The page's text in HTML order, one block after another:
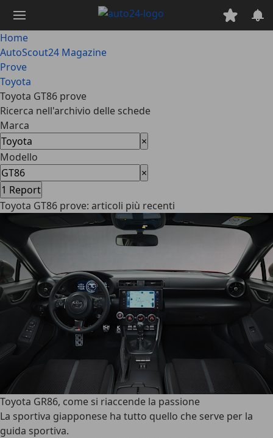
contenuto
principale
Home
AutoScout24 Magazine
Prove
Toyota
Toyota GT86 prove
Ricerca nell'archivio delle schede
Marca
×
Modello
×
1 Report
Toyota GT86 prove: articoli più recenti
Toyota GR86, come si riaccende la passione
La sportiva giapponese ha tutto quello che serve per la
guida sportiva.